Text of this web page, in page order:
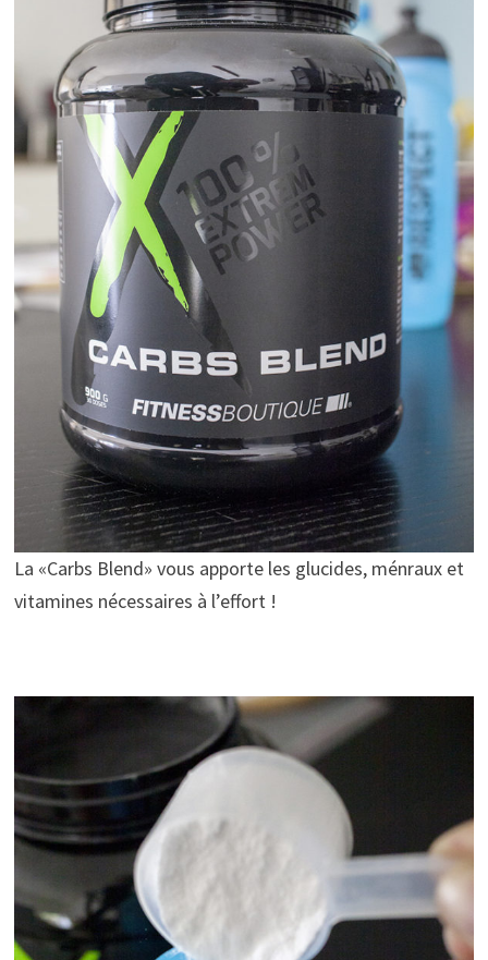
La «Carbs Blend» vous apporte les glucides, ménraux et
vitamines nécessaires à l’effort !